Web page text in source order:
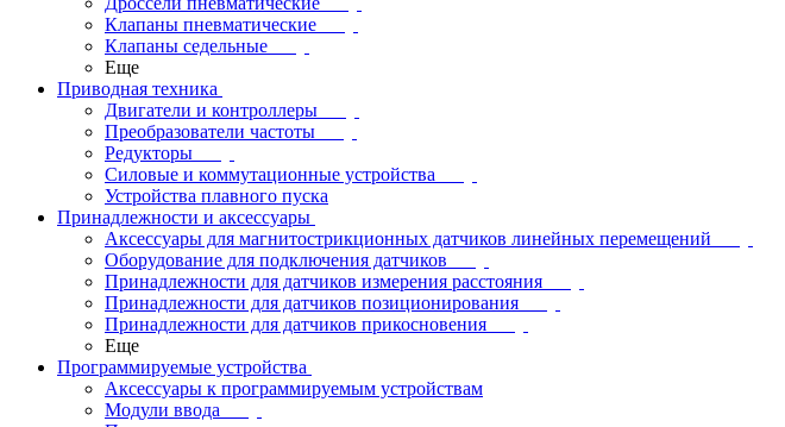
Клапаны пневматические
Клапаны седельные
Еще
Приводная техника
Двигатели и контроллеры
Преобразователи частоты
Редукторы
Силовые и коммутационные устройства
Устройства плавного пуска
Принадлежности и аксессуары
Аксессуары для магнитострикционных датчиков линейных перемещений
Оборудование для подключения датчиков
Принадлежности для датчиков измерения расстояния
Принадлежности для датчиков позиционирования
Принадлежности для датчиков прикосновения
Еще
Программируемые устройства
Аксессуары к программируемым устройствам
Модули ввода